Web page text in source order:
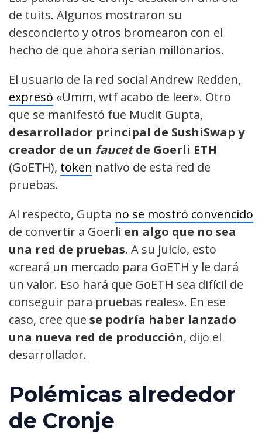
de tuits. Algunos mostraron su
desconcierto y otros bromearon con el
hecho de que ahora serían millonarios.
El usuario de la red social Andrew Redden,
expresó «Umm, wtf acabo de leer». Otro
que se manifestó fue Mudit Gupta,
desarrollador principal de SushiSwap y
creador de un faucetde Goerli ETH
(GoETH), token nativo de esta red de
pruebas.
Al respecto, Gupta no se mostró convencido
de convertir a Goerli en algo que no sea
una red de pruebas. A su juicio, esto
«creará un mercado para GoETH y le dará
un valor. Eso hará que GoETH sea difícil de
conseguir para pruebas reales». En ese
caso, cree que se podría haber lanzado
una nueva red de producción, dijo el
desarrollador.
Polémicas alrededor
de Cronje